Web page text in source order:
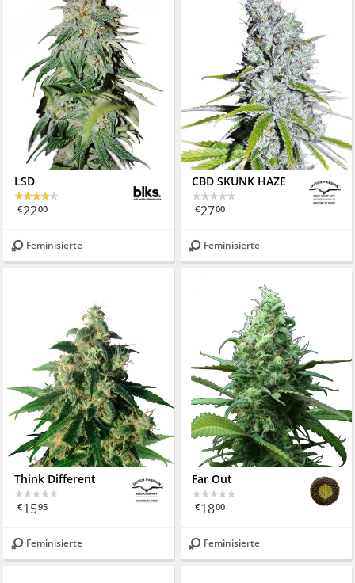
LSD
€2200
Feminisierte
CBD SKUNK HAZE
€2700
Feminisierte
Think Different
€1595
Feminisierte
Far Out
€1800
Feminisierte